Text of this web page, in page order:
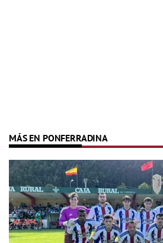
MÁS EN PONFERRADINA